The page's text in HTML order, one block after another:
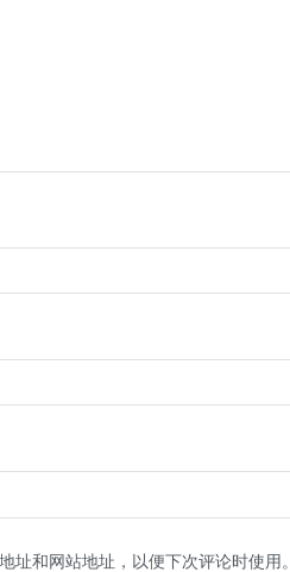
址和网站地址，以便下次评论时使用。